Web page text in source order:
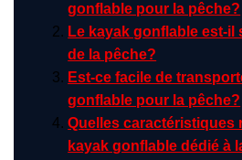
gonflable pour la pêche?
Le kayak gonflable est-il
de la pêche?
Est-ce facile de
gonflable pour la pêche?
Quelles caractéristiques
kayak gonflable dédié à